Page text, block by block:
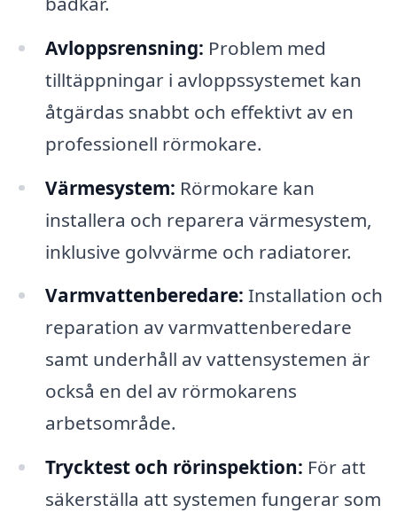
Avloppsrensning: Problem med
tilltäppningar i avloppssystemet kan
åtgärdas snabbt och effektivt av en
professionell rörmokare.
Värmesystem: Rörmokare kan
installera och reparera värmesystem,
inklusive golvvärme och radiatorer.
Varmvattenberedare: Installation och
reparation av varmvattenberedare
samt underhåll av vattensystemen är
också en del av rörmokarens
arbetsområde.
Trycktest och rörinspektion: För att
säkerställa att systemen fungerar som